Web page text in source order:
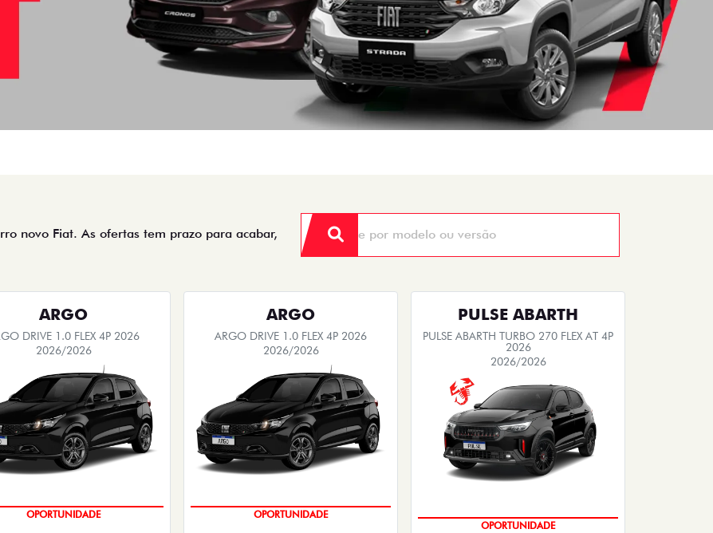
novo Fiat. As ofertas tem prazo para acabar,
ARGO
DRIVE 1.0 FLEX 4P 2026
2026/2026
BÔNUS DE 6 MIL REAIS
ARGO
ARGO DRIVE 1.0 FLEX 4P 2026
2026/2026
BÔNUS DE 6 MIL REAIS
PULSE ABARTH
PULSE ABARTH TURBO 270 FLEX AT 4P
2026
2026/2026
SAIA DE FIAT 0KM